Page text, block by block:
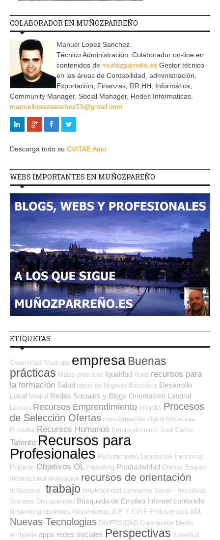
COLABORADOR EN MUÑOZPARREÑO
Manuel Lopez Sanchez.
Técnico Administración. Colaborador on-line en
contenidos de muñozparreño.es Gestor técnico
en las áreas de Contabilidad, administración,
Exportación, Finanzas, RR.HH, Informática,
Community Manager, Social Manager, Redes Informaticas.
manuellopezsanchez73@gmail.com
Descarga todo su CVITAE Aquí
WEBS IMPORTANTES EN MUÑOZPAREÑO
ETIQUETAS
Creatividad Start-ups empresa Buenas
prácticas Malas prácticas Igualdad Rural recursos para
la formación Salud Ideas de Negocio Barcelona Desarrollo
Local Madrid Redes Sociales y Blogs Orientación Laboral
Lectura Recursos Emprendimiento Infojobs Procesos
de Selección Ofertas transformación digital Iniciativas
Privadas Recursos Humanos Emprendimiento José Carlos
Talento Recursos para
Profesionales Reclutamiento Legislación Iniciativas
Públicas Objetivos OL marketing Productividad Ofertas Empleo
Internacional Motivación recursos de orientación
financiación trabajo empleabilidad Economía Social - Iniciativas
Sociales Discapacidad Búsqueda de Empleo Internet contenido
Networking opiniones Herramientas (CP Y CV) F Profesionales ADL
Nuevas Tecnologias DIVERSIDAD Coronavirus Medio
Ambiente apps redes sociales Perspectivas Juventud